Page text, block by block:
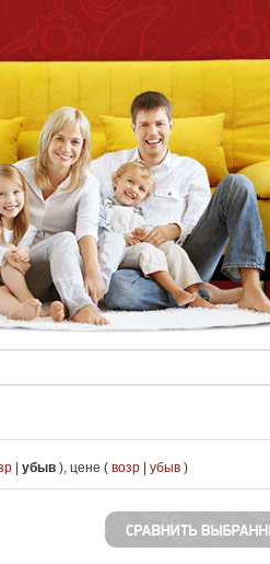
убыв ), цене ( возр убыв )